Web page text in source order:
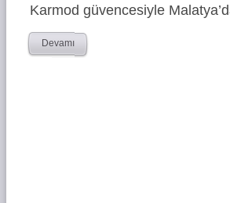
Karmod güvencesiyle
Devamı